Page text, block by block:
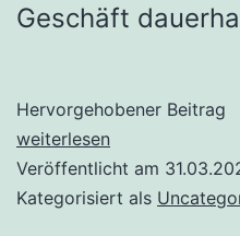
Geschäft
Hervorgehobener Beitrag
Kaisers
–
Ihre
weiterlesen
Veröffentlicht am
Kategorisiert als